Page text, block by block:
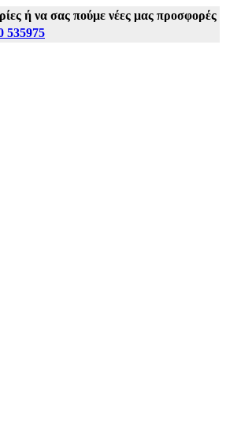
ή να σας πούμε νέες μας προσφορές
535975